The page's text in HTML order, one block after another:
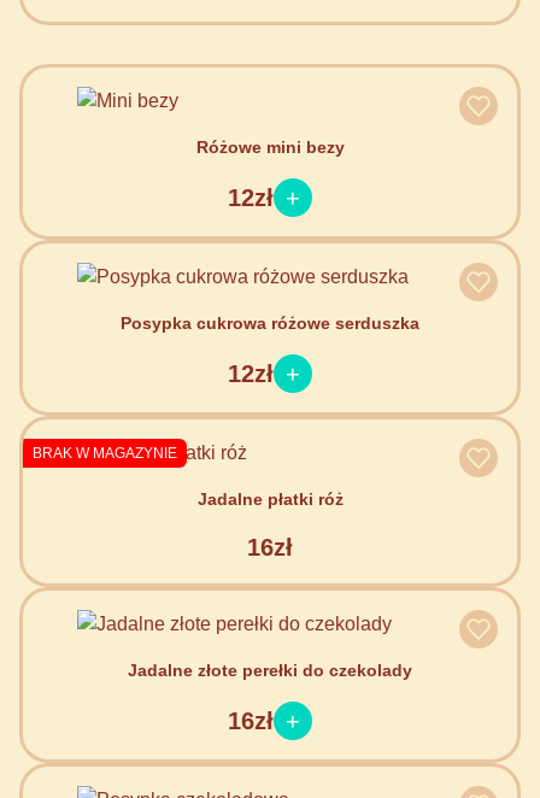
Różowe mini bezy
12zł
Posypka cukrowa różowe serduszka
12zł
BRAK W MAGAZYNIE
Jadalne płatki róż
16zł
Jadalne złote perełki do czekolady
16zł